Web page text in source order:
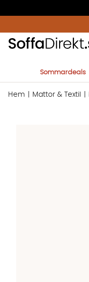
Sommardeals
Hem Mattor & Textil